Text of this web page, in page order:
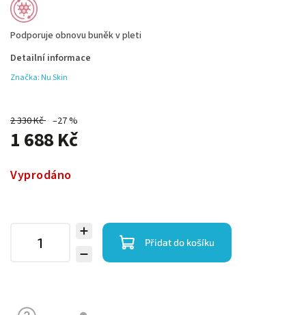
Podporuje obnovu buněk v pleti
Detailní informace
Značka: Nu Skin
2 330 Kč –27 %
1 688 Kč
Vyprodáno
Přidat do košíku